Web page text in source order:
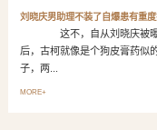
刘晓庆男助理不装了自爆患有重
这不，自从刘晓庆被曝出
后，古柯就像是个狗皮膏药
子，两...
MORE+